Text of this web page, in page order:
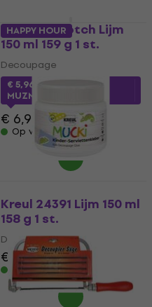
Kreul Art Potch Lijm
150 ml 159 g 1 st.
Decoupage
€ 5,96
MUZMUZ-10
€ 6,99
Op voorraad
HAPPY HOUR
Kreul 24391 Lijm 150 ml
158 g 1 st.
Decoupage
€ 4,69€ 4,79
Op voorraad